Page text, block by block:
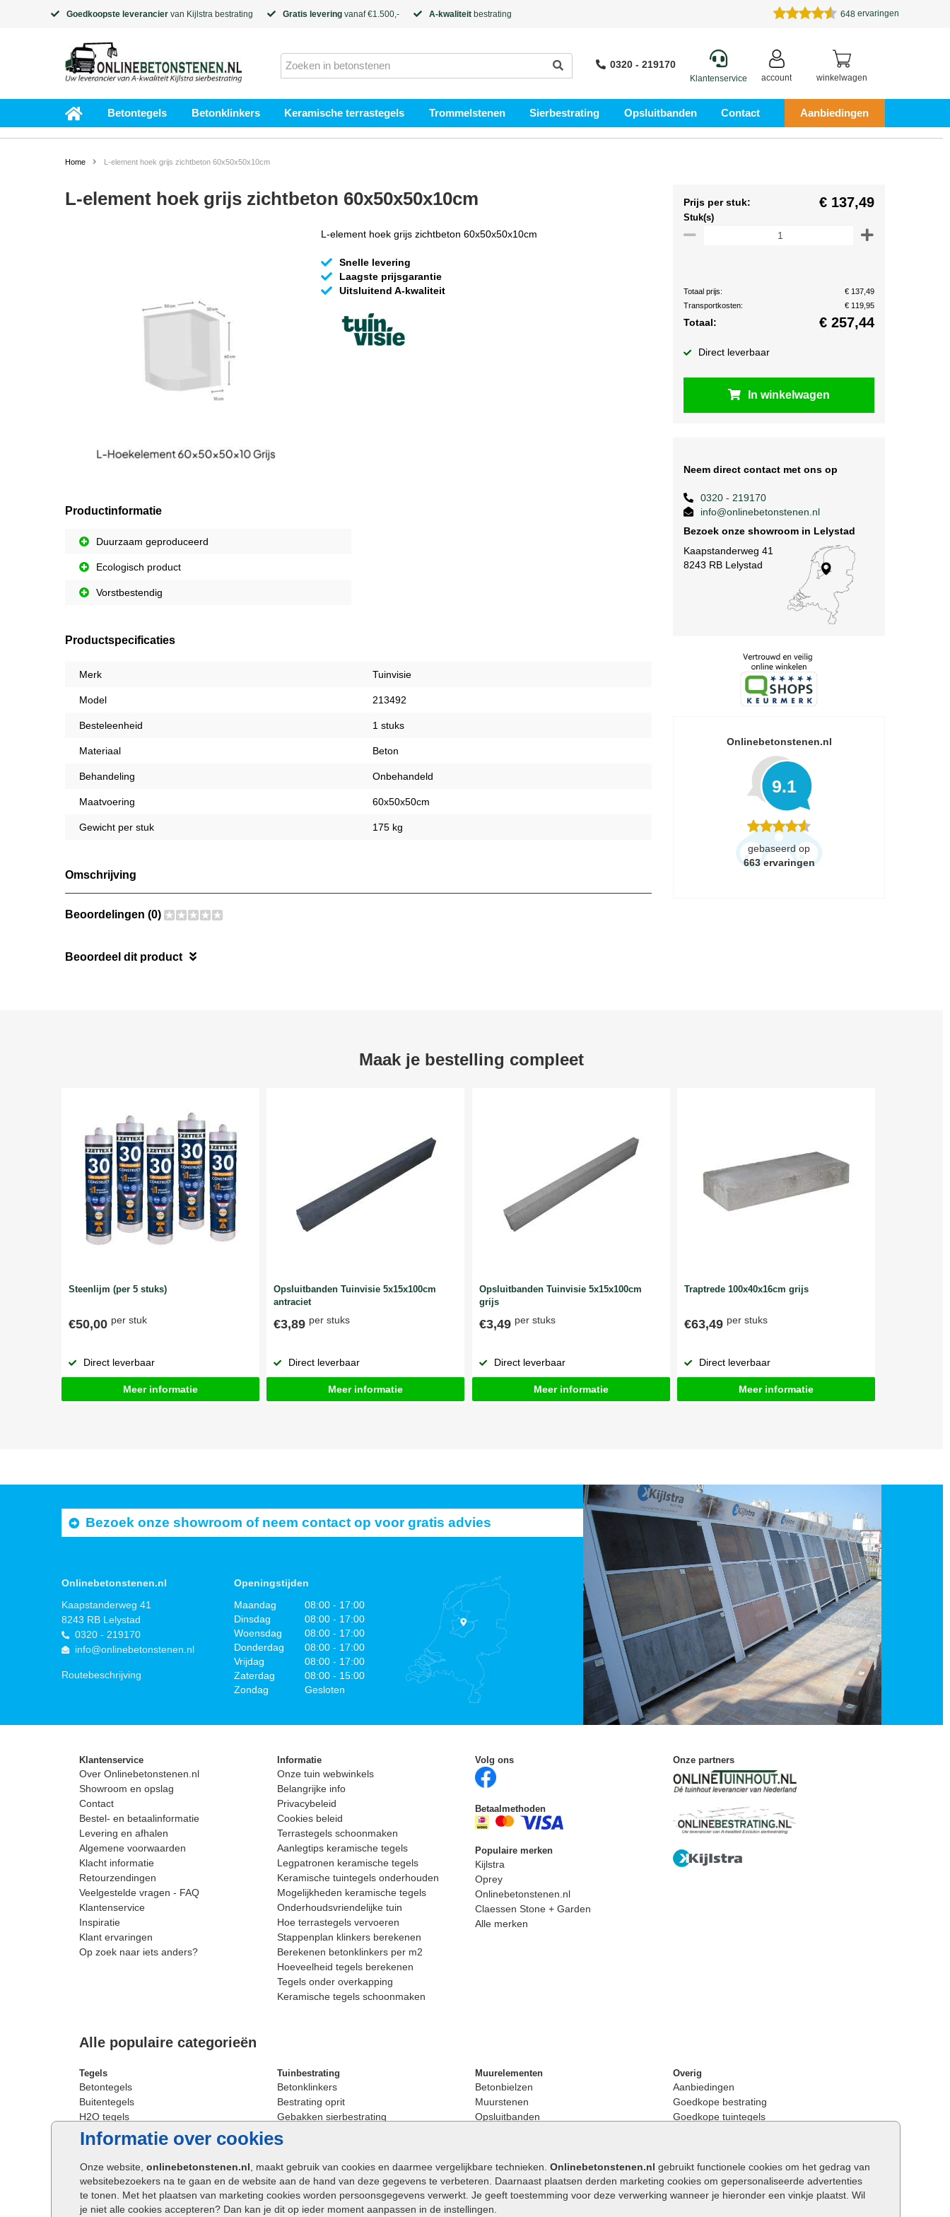
Goedkoopste leverancier van Kijlstra bestrating Gratis levering vanaf €1.500,- A-kwaliteit bestrating 648 ervaringen
0320 - 219170
Klantenservice account winkelwagen
Betontegels Betonklinkers Keramische terrastegels Trommelstenen Sierbestrating Opsluitbanden Contact Aanbiedingen
Informatie over cookies
Onze website, onlinebetonstenen.nl , maakt gebruik van cookies en daarmee vergelijkbare technieken. Onlinebetonstenen.nl gebruikt functionele cookies om het gedrag van
websitebezoekers na te gaan en de website aan de hand van deze gegevens te verbeteren. Daarnaast plaatsen derden marketing cookies om gepersonaliseerde advertenties
te tonen. Met het plaatsen van marketing cookies worden persoonsgegevens verwerkt. Je geeft toestemming voor deze verwerking wanneer je hieronder een vinkje plaatst. Wil
je niet alle cookies accepteren? Dan kan je dit op ieder moment aanpassen in de instellingen.
Home L-element hoek grijs zichtbeton 60x50x50x10cm
L-element hoek grijs zichtbeton 60x50x50x10cm
L-element hoek grijs zichtbeton 60x50x50x10cm
Snelle levering
Laagste prijsgarantie
Uitsluitend A-kwaliteit
Productinformatie
Duurzaam geproduceerd
Ecologisch product
Vorstbestendig
Productspecificaties
Merk Tuinvisie
Model 213492
Besteleenheid 1 stuks
Materiaal Beton
Behandeling Onbehandeld
Maatvoering 60x50x50cm
Gewicht per stuk 175 kg
Omschrijving
Beoordelingen (0)
Beoordeel dit product
Prijs per stuk: € 137,49
Stuk(s)
Totaal prijs:
€ 137,49
Transportkosten:
€ 119,95
Totaal: € 257,44
Direct leverbaar
In winkelwagen
Neem direct contact met ons op
0320 - 219170
info@onlinebetonstenen.nl
Bezoek onze showroom in Lelystad
Kaapstanderweg 41
8243 RB Lelystad
Onlinebetonstenen.nl
9.1
gebaseerd op
663 ervaringen
Maak je bestelling compleet
Steenlijm (per 5 stuks)
€50,00 per stuk
Direct leverbaar
Meer informatie
Opsluitbanden Tuinvisie 5x15x100cm
antraciet
€3,89 per stuks
Direct leverbaar
Meer informatie
Opsluitbanden Tuinvisie 5x15x100cm
grijs
€3,49 per stuks
Direct leverbaar
Meer informatie
Traptrede 100x40x16cm grijs
€63,49 per stuks
Direct leverbaar
Meer informatie
Bezoek onze showroom of neem contact op voor gratis advies
Onlinebetonstenen.nl
Kaapstanderweg 41
8243 RB Lelystad
0320 - 219170
info@onlinebetonstenen.nl
Routebeschrijving
Openingstijden
Maandag
08:00 - 17:00
Dinsdag
08:00 - 17:00
Woensdag
08:00 - 17:00
Donderdag
08:00 - 17:00
Vrijdag
08:00 - 17:00
Zaterdag
08:00 - 15:00
Zondag
Gesloten
Klantenservice
Over Onlinebetonstenen.nl
Showroom en opslag
Contact
Bestel- en betaalinformatie
Levering en afhalen
Algemene voorwaarden
Klacht informatie
Retourzendingen
Veelgestelde vragen - FAQ
Klantenservice
Inspiratie
Klant ervaringen
Op zoek naar iets anders?
Informatie
Onze tuin webwinkels
Belangrijke info
Privacybeleid
Cookies beleid
Terrastegels schoonmaken
Aanlegtips keramische tegels
Legpatronen keramische tegels
Keramische tuintegels onderhouden
Mogelijkheden keramische tegels
Onderhoudsvriendelijke tuin
Hoe terrastegels vervoeren
Stappenplan klinkers berekenen
Berekenen betonklinkers per m2
Hoeveelheid tegels berekenen
Tegels onder overkapping
Keramische tegels schoonmaken
Volg ons
Betaalmethoden
Populaire merken
Kijlstra
Oprey
Onlinebetonstenen.nl
Claessen Stone + Garden
Alle merken
Onze partners
Alle populaire categorieën
Tegels
Betontegels
Buitentegels
H2O tegels
Keramische terrastegels
Oprit tegels
Patio tegels
Siertegels
Stoeptegels
Straattegels
Tuinbestrating
Betonklinkers
Bestrating oprit
Gebakken sierbestrating
Strakke bestrating
Straatstenen
Straatklinkers
Trommelstenen
Tuinstenen
Muurelementen
Betonbielzen
Muurstenen
Opsluitbanden
Betonblokken
Stapelstenen
Overig
Aanbiedingen
Goedkope bestrating
Goedkope tuintegels
Opsluitbanden plaatsen
Keerwanden
Traptreden tuin